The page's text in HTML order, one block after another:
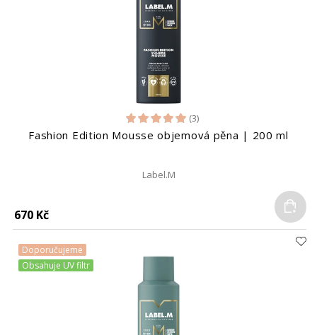
(3)
Fashion Edition Mousse objemová pěna | 200 ml
Label.M
670 Kč
Doporučujeme
Obsahuje UV filtr